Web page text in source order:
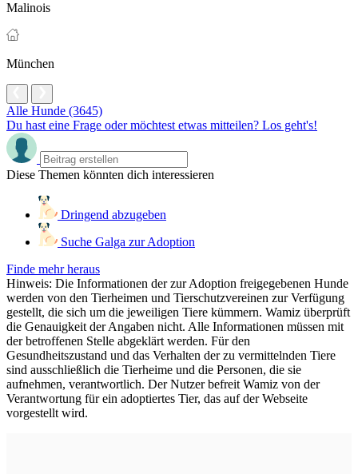
Malinois
München
Alle Hunde (3645)
Du hast eine Frage oder möchtest etwas mitteilen? Los geht's!
Diese Themen könnten dich interessieren
Dringend abzugeben
Suche Galga zur Adoption
Finde mehr heraus
Hinweis: Die Informationen der zur Adoption freigegebenen Hunde
werden von den Tierheimen und Tierschutzvereinen zur Verfügung
gestellt, die sich um die jeweiligen Tiere kümmern. Wamiz überprüft
die Genauigkeit der Angaben nicht. Alle Informationen müssen mit
der betroffenen Stelle abgeklärt werden. Für den
Gesundheitszustand und das Verhalten der zu vermittelnden Tiere
sind ausschließlich die Tierheime und die Personen, die sie
aufnehmen, verantwortlich. Der Nutzer befreit Wamiz von der
Verantwortung für ein adoptiertes Tier, das auf der Webseite
vorgestellt wird.